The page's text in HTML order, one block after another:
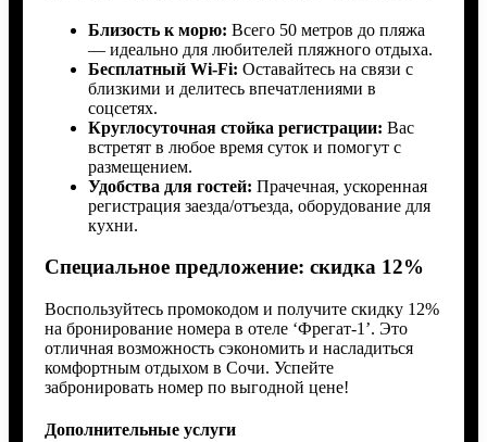
Близость к морю: Всего 50 метров до пляжа
— идеально для любителей пляжного отдыха.
Бесплатный Wi-Fi: Оставайтесь на связи с
близкими и делитесь впечатлениями в
соцсетях.
Круглосуточная стойка регистрации: Вас
встретят в любое время суток и помогут с
размещением.
Удобства для гостей: Прачечная, ускоренная
регистрация заезда/отъезда, оборудование для
кухни.
Специальное предложение: скидка 12%
Воспользуйтесь промокодом и получите скидку 12%
на бронирование номера в отеле ‘Фрегат-1’. Это
отличная возможность сэкономить и насладиться
комфортным отдыхом в Сочи. Успейте
забронировать номер по выгодной цене!
Дополнительные услуги